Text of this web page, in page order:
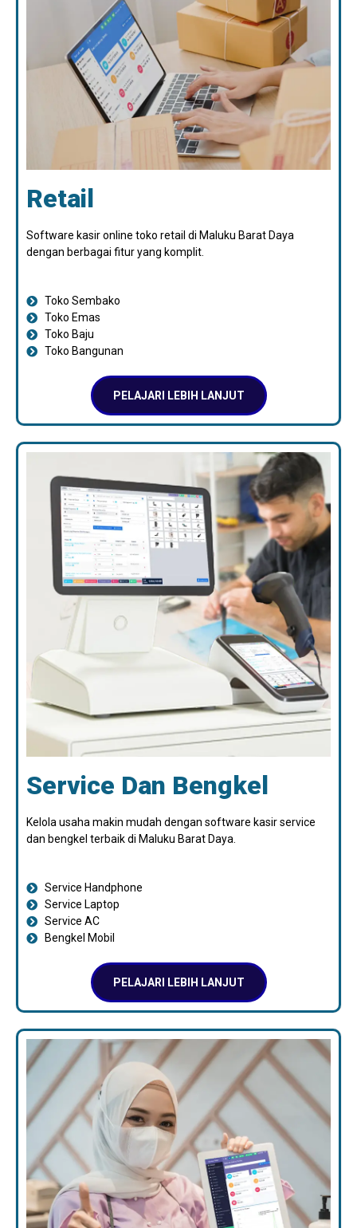
Retail
Software kasir online toko retail di Maluku Barat Daya
dengan berbagai fitur yang komplit.
Toko Sembako
Toko Emas
Toko Baju
Toko Bangunan
PELAJARI LEBIH LANJUT
Service Dan Bengkel
Kelola usaha makin mudah dengan software kasir service
dan bengkel terbaik di Maluku Barat Daya.
Service Handphone
Service Laptop
Service AC
Bengkel Mobil
PELAJARI LEBIH LANJUT